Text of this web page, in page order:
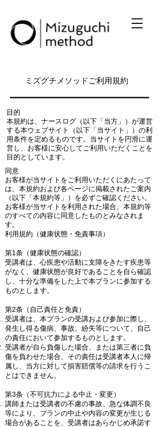
ミズグチメソッドご利用規約
目的
本規約は、ナースログ（以下「当方」）が運営
する本ウェブサイト（以下「当サイト」）の利
用条件を定めるものです。当サイトを円滑に運
営し、お客様に安心してご利用いただくことを
目的としています。
同意
お客様が当サイトをご利用いただくにあたって
は、本規約および各ページに掲載されたご案内
（以下「本規約等」）を必ずご確認ください。
お客様が当サイトを利用された場合、本規約等
のすべての内容に同意したものとみなされま
す。
利用規約（健康状態・免責事項）
第1条（健康状態の確認）
受講者は、心疾患や活動に支障をきたす疾患等
がなく、健康状態が良好であることを自ら確認
し、十分な準備をした上で本プランに参加する
ものとします。
第2条（自己責任と免責）
受講者は、本プランの受講および参加に際し、
発生し得る傷病、事故、紛失等について、自己
の責任において参加するものとします。
受講者が自ら負傷した場合、または第三者に負
傷を負わせた場合、その責任は受講者本人に帰
属し、当方に対して損害賠償等の請求を行うこ
とはできません。
第3条（不可抗力による中止・変更）
講師または受講者の不慮の事故、急な体調不良
等により、プランの中止や内容の変更が生じる
場合があることを、受講者はあらかじめ承諾す